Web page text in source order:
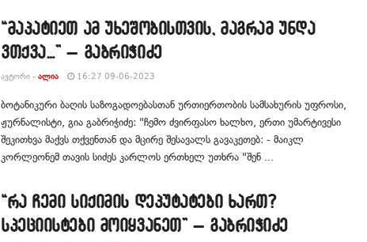
“მაპატიეთ ამ უხეშობისთვის, მაგრამ უნდა
ვთქვა…” – გაბრიჭიძე
ᲐᲕᲢᲝᲠᲘ - ᲐᲚᲘᲐ 16:27 09-06-2023
ბოტანიკური ბაღის საზოგადოებასთან ურთიერთობის სამსახურის უფროსი,
ჟურნალისტი, გია გაბრიჭიძე: "ჩემო ძვირფასო ხალხო, ერთი უმარტივესი
შეკითხვა მაქვს თქვენთან და მცირე შესავალს გავაკეთებ: - მაიკლ
კორლეონემ თავის სიძეს კარლოს ერთხელ უთხრა "შენ ...
“რა ჩემი სიქიმის დეპუტატები ხართ?
სპეციისტები მოიყვანეთ” – გაბრიჭიძე